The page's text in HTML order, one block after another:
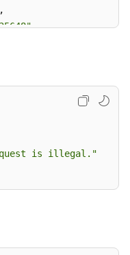
,
,
20T09:27:18+08:00"
is illegal."